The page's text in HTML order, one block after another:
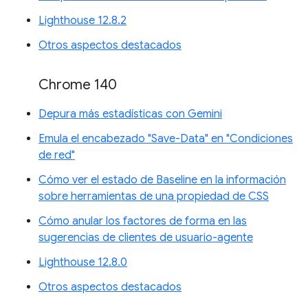
Lighthouse 12.8.2
Otros aspectos destacados
Chrome 140
Depura más estadísticas con Gemini
Emula el encabezado "Save-Data" en "Condiciones
de red"
Cómo ver el estado de Baseline en la información
sobre herramientas de una propiedad de CSS
Cómo anular los factores de forma en las
sugerencias de clientes de usuario-agente
Lighthouse 12.8.0
Otros aspectos destacados